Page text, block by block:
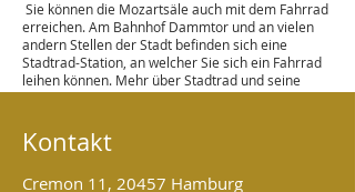
Sie können die Mozartsäle auch mit dem Fahrrad
erreichen. Am Bahnhof Dammtor und an vielen
andern Stellen der Stadt befinden sich eine
Stadtrad-Station, an welcher Sie sich ein Fahrrad
leihen können. Mehr über Stadtrad und seine
Stationen finden Sie hier:
Kontakt
Cremon 11, 20457 Hamburg